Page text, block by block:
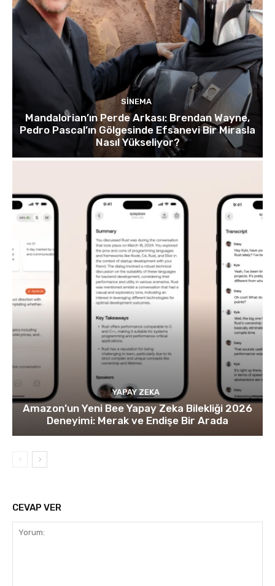
SINEMA
Mandalorian’ın Perde Arkası: Brendan Wayne,
Pedro Pascal’ın Gölgesinde Efsanevi Bir Mirasla
Nasıl Yükseliyor?
YAPAY ZEKA
Amazon’un Yeni Bee Yapay Zeka Bilekliği 2026
Deneyimi: Merak ve Endişe Bir Arada
CEVAP VER